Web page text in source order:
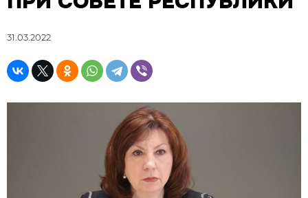
31.03.2022